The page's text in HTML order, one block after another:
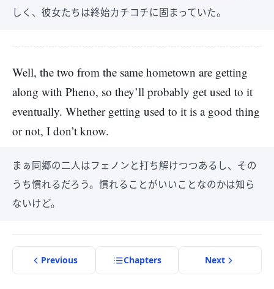
しく、彼女たちは終始カチコチに固まっていた。
Well, the two from the same hometown are getting
along with Pheno, so they’ll probably get used to it
eventually. Whether getting used to it is a good thing
or not, I don’t know.
まぁ同郷の二人はフェノンと打ち解けつつあるし、その
うち慣れるだろう。慣れることがいいことなのかは知ら
ないけど。
Previous Chapters Next